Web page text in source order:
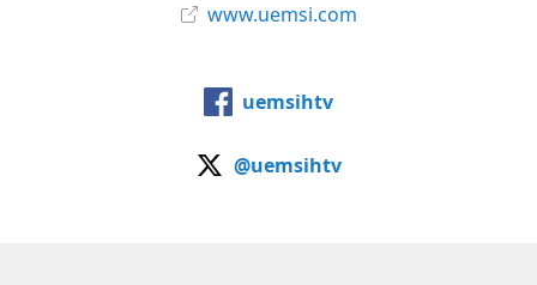
www.uemsi.com
uemsihtv
@uemsihtv